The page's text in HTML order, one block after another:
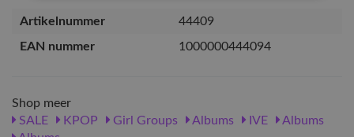
Artikelnummer
44409
EAN nummer
1000000444094
Shop meer
SALE
KPOP Girl Groups Albums IVE
Albums